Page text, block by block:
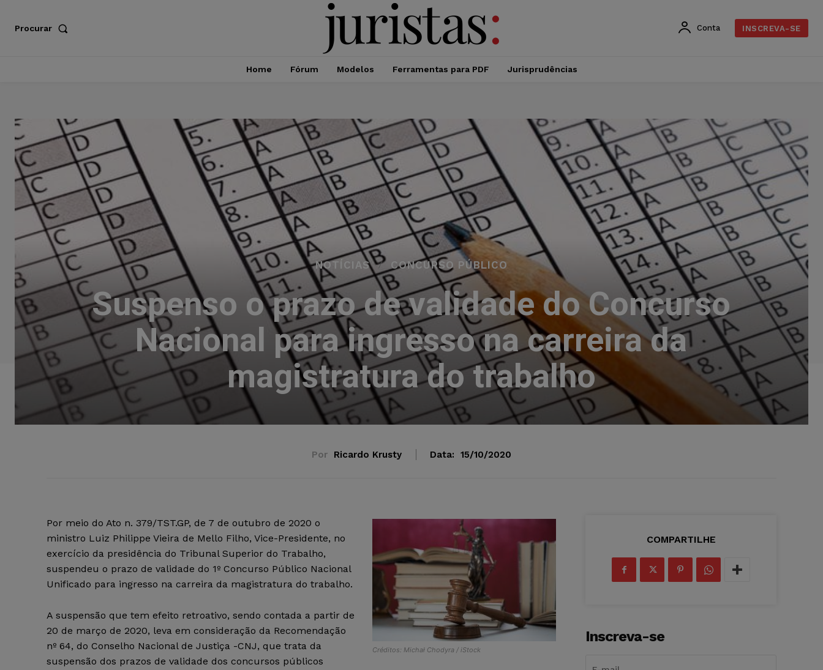
Procurar Conta INSCREVA-SE
Home Fórum Modelos Ferramentas para PDF Jurisprudências
NOTÍCIAS CONCURSO PÚBLICO
Suspenso o prazo de validade do Concurso
Nacional para ingresso na carreira da
magistratura do trabalho
Por Ricardo Krusty Data: 15/10/2020
Créditos: Michał Chodyra / iStock
Por meio do Ato n. 379/TST.GP, de 7 de outubro de 2020 o
ministro Luiz Philippe Vieira de Mello Filho, Vice-Presidente, no
exercício da presidência do Tribunal Superior do Trabalho,
suspendeu o prazo de validade do 1º Concurso Público Nacional
Unificado para ingresso na carreira da magistratura do trabalho.
A suspensão que tem efeito retroativo, sendo contada a partir de
20 de março de 2020, leva em consideração da Recomendação
nº 64, do Conselho Nacional de Justiça -CNJ, que trata da
suspensão dos prazos de validade dos concursos públicos
COMPARTILHE
Inscreva-se